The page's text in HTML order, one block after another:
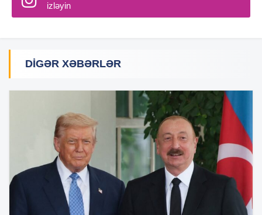
izləyin
DIGƏR XƏBƏRLƏR